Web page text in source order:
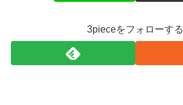
3pieceをフォローする